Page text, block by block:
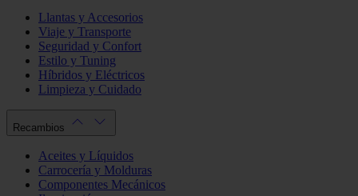
Llantas y Accesorios
Viaje y Transporte
Seguridad y Confort
Estilo y Tuning
Híbridos y Eléctricos
Limpieza y Cuidado
Recambios
Aceites y Líquidos
Carrocería y Molduras
Componentes Mecánicos